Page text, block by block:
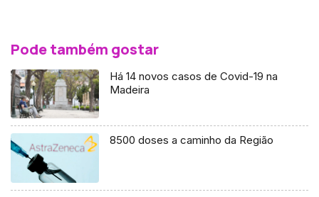
Pode também gostar
Há 14 novos casos de Covid-19 na
Madeira
8500 doses a caminho da Região